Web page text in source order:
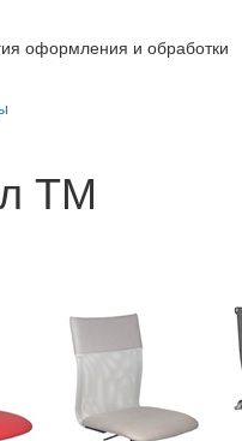
оформления и обработки
ТМ